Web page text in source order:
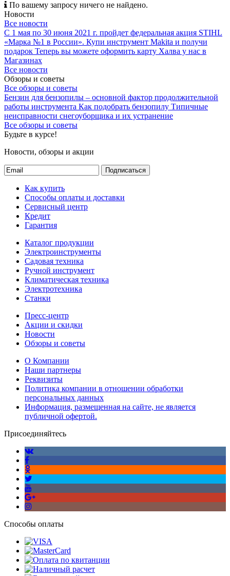
По вашему запросу ничего не найдено.
Новости
Все новости
С 1 мая по 30 июня 2021 г. пройдет федеральная акция STIHL
«Марка №1 в России». Купи инструмент Makita и получи
подарок Теперь вы можете оформить карту Халва у нас в
Магазинах
Все новости
Обзоры и советы
Все обзоры и советы
Бензин для бензопилы – основной фактор продолжительной
работы инструмента Как подобрать бензопилу Типичные
неисправности снегоуборщика и их устранение
Все обзоры и советы
Будьте в курсе!
Новости, обзоры и акции
Подписаться
Как купить
Способы оплаты и доставки
Сервисный центр
Кредит
Гарантия
Каталог продукции
Электроинструменты
Садовая техника
Ручной инструмент
Климатическая техника
Электротехника
Станки
Пресс-центр
Акции и скидки
Новости
Обзоры и советы
О Компании
Наши партнеры
Реквизиты
Политика компании в отношении обработки
персональных данных
Информация, размещенная на сайте, не является
публичной офертой.
Присоединяйтесь
Способы оплаты